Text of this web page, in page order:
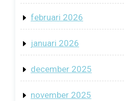
februari 2026
januari 2026
december 2025
november 2025